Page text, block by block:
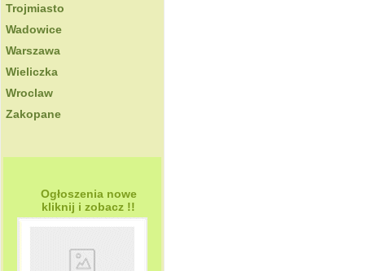
Trojmiasto
Wadowice
Warszawa
Wieliczka
Wroclaw
Zakopane
Ogłoszenia nowe
kliknij i zobacz !!